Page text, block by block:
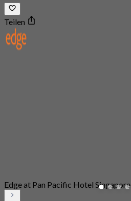
Teilen
Edge at Pan Pacific Hotel Singapore